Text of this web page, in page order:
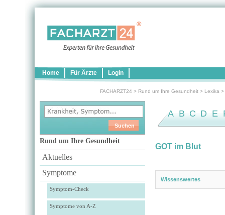
Home Für Ärzte Login
FACHARZT24 > Rund um Ihre Gesundheit > Lexika >
Rund um Ihre Gesundheit
Aktuelles
Symptome
Symptom-Check
Symptome von A-Z
A B C D E
GOT im Blut
Wissenswertes